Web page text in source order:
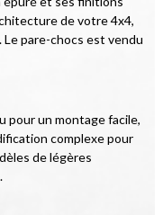
de votre 4x4,
pare-chocs est vendu
pour un montage facile,
complexe pour
de légères